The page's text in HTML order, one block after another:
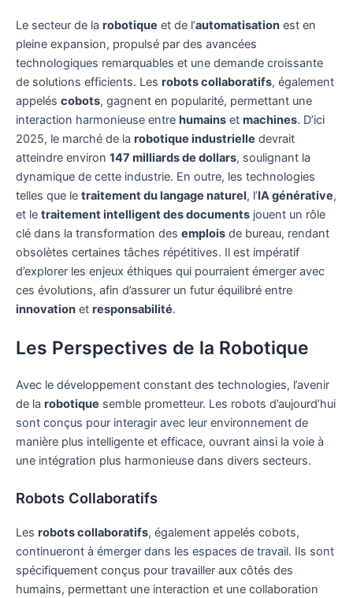
Le secteur de la robotique et de l’automatisation est en
pleine expansion, propulsé par des avancées
technologiques remarquables et une demande croissante
de solutions efficients. Les robots collaboratifs, également
appelés cobots, gagnent en popularité, permettant une
interaction harmonieuse entre humains et machines. D’ici
2025, le marché de la robotique industrielle devrait
atteindre environ 147 milliards de dollars, soulignant la
dynamique de cette industrie. En outre, les technologies
telles que le traitement du langage naturel, l’IA générative,
et le traitement intelligent des documents jouent un rôle
clé dans la transformation des emplois de bureau, rendant
obsolètes certaines tâches répétitives. Il est impératif
d’explorer les enjeux éthiques qui pourraient émerger avec
ces évolutions, afin d’assurer un futur équilibré entre
innovation et responsabilité.
Les Perspectives de la Robotique
Avec le développement constant des technologies, l’avenir
de la robotique semble prometteur. Les robots d’aujourd’hui
sont conçus pour interagir avec leur environnement de
manière plus intelligente et efficace, ouvrant ainsi la voie à
une intégration plus harmonieuse dans divers secteurs.
Robots Collaboratifs
Les robots collaboratifs, également appelés cobots,
continueront à émerger dans les espaces de travail. Ils sont
spécifiquement conçus pour travailler aux côtés des
humains, permettant une interaction et une collaboration